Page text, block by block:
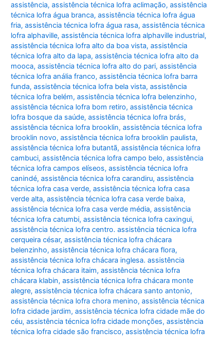
assistência,assistência técnica lofra aclimação,assistência
técnica lofra água branca,assistência técnica lofra água
fria,assistência técnica lofra água rasa,assistência técnica
lofra alphaville,assistência técnica lofra alphaville industrial,
assistência técnica lofra alto da boa vista,assistência
técnica lofra alto da lapa,assistência técnica lofra alto da
mooca,assistência técnica lofra alto do pari,assistência
técnica lofra anália franco,assistência técnica lofra barra
funda,assistência técnica lofra bela vista,assistência
técnica lofra belém,assistência técnica lofra belenzinho,
assistência técnica lofra bom retiro,assistência técnica
lofra bosque da saúde,assistência técnica lofra brás,
assistência técnica lofra brooklin,assistência técnica lofra
brooklin novo,assistência técnica lofra brooklin paulista,
assistência técnica lofra butantã,assistência técnica lofra
cambuci,assistência técnica lofra campo belo,assistência
técnica lofra campos elíseos,assistência técnica lofra
canindé,assistência técnica lofra carandiru,assistência
técnica lofra casa verde,assistência técnica lofra casa
verde alta,assistência técnica lofra casa verde baixa,
assistência técnica lofra casa verde média,assistência
técnica lofra catumbi,assistência técnica lofra caxingui,
assistência técnica lofra centro. assistência técnica lofra
cerqueira césar,assistência técnica lofra chácara
belenzinho,assistência técnica lofra chácara flora,
assistência técnica lofra chácara inglesa. assistência
técnica lofra chácara itaim,assistência técnica lofra
chácara klabin,assistência técnica lofra chácara monte
alegre,assistência técnica lofra chácara santo antonio,
assistência técnica lofra chora menino,assistência técnica
lofra cidade jardim,assistência técnica lofra cidade mãe do
céu,assistência técnica lofra cidade monções,assistência
técnica lofra cidade são francisco,assistência técnica lofra